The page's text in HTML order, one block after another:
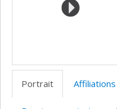
recherche
Portrait